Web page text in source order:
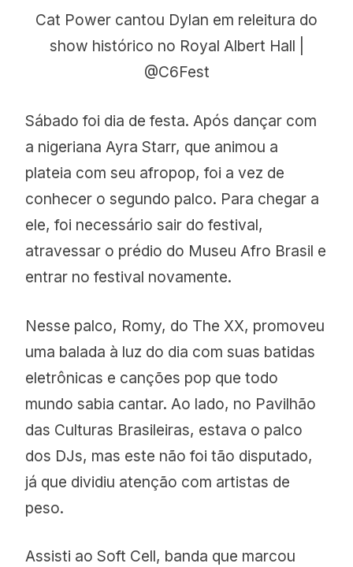
Cat Power cantou Dylan em releitura do
show histórico no Royal Albert Hall |
@C6Fest
Sábado foi dia de festa. Após dançar com
a nigeriana Ayra Starr, que animou a
plateia com seu afropop, foi a vez de
conhecer o segundo palco. Para chegar a
ele, foi necessário sair do festival,
atravessar o prédio do Museu Afro Brasil e
entrar no festival novamente.
Nesse palco, Romy, do The XX, promoveu
uma balada à luz do dia com suas batidas
eletrônicas e canções pop que todo
mundo sabia cantar. Ao lado, no Pavilhão
das Culturas Brasileiras, estava o palco
dos DJs, mas este não foi tão disputado,
já que dividiu atenção com artistas de
peso.
Assisti ao Soft Cell, banda que marcou